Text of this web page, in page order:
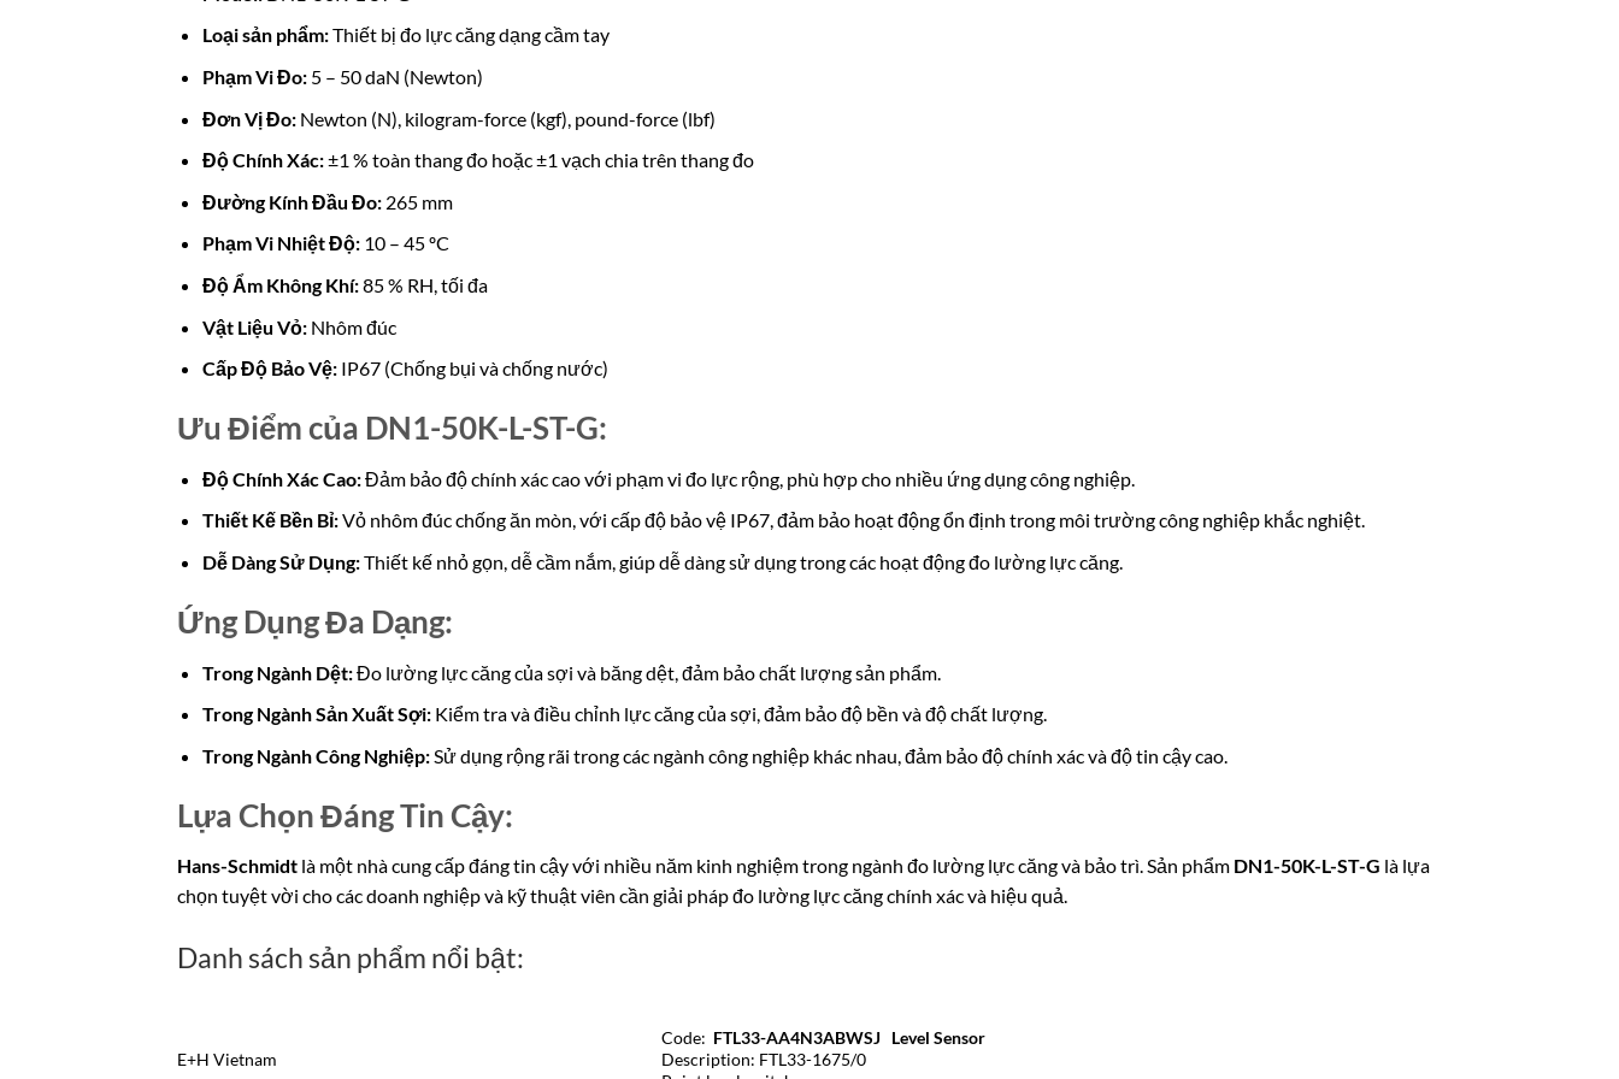
Loại sản phẩm:Thiết bị đo lực căng dạng cầm tay
Phạm Vi Đo:5 – 50 daN (Newton)
Đơn Vị Đo:Newton (N), kilogram-force (kgf), pound-force (lbf)
Độ Chính Xác:±1 % toàn thang đo hoặc ±1 vạch chia trên thang đo
Đường Kính Đầu Đo:265 mm
Phạm Vi Nhiệt Độ:10 – 45 ºC
Độ Ẩm Không Khí:85 % RH, tối đa
Vật Liệu Vỏ:Nhôm đúc
Cấp Độ Bảo Vệ:IP67 (Chống bụi và chống nước)
Ưu Điểm của DN1-50K-L-ST-G:
Độ Chính Xác Cao:Đảm bảo độ chính xác cao với phạm vi đo lực rộng, phù hợp cho nhiều ứng dụng công nghiệp.
Thiết Kế Bền Bỉ:Vỏ nhôm đúc chống ăn mòn, với cấp độ bảo vệ IP67, đảm bảo hoạt động ổn định trong môi trường công nghiệp khắc nghiệt.
Dễ Dàng Sử Dụng:Thiết kế nhỏ gọn, dễ cầm nắm, giúp dễ dàng sử dụng trong các hoạt động đo lường lực căng.
Ứng Dụng Đa Dạng:
Trong Ngành Dệt:Đo lường lực căng của sợi và băng dệt, đảm bảo chất lượng sản phẩm.
Trong Ngành Sản Xuất Sợi:Kiểm tra và điều chỉnh lực căng của sợi, đảm bảo độ bền và độ chất lượng.
Trong Ngành Công Nghiệp:Sử dụng rộng rãi trong các ngành công nghiệp khác nhau, đảm bảo độ chính xác và độ tin cậy cao.
Lựa Chọn Đáng Tin Cậy:
Hans-Schmidt là một nhà cung cấp đáng tin cậy với nhiều năm kinh nghiệm trong ngành đo lường lực căng và bảo trì. Sản phẩm DN1-50K-L-ST-G là lựa
chọn tuyệt vời cho các doanh nghiệp và kỹ thuật viên cần giải pháp đo lường lực căng chính xác và hiệu quả.
Danh sách sản phẩm nổi bật:
E+H Vietnam
Code: FTL33-AA4N3ABWSJ Level Sensor
Description: FTL33-1675/0